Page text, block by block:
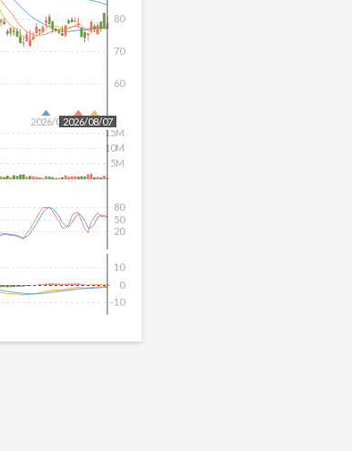
2026/07/16
60
70
80
2026/08/07
5M
10M
15M
20
50
80
-10
0
10